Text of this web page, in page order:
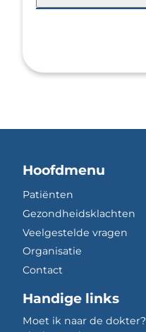
Hoofdmenu
Patiënten
Gezondheidsklachten
Veelgestelde vragen
Organisatie
Contact
Handige links
Moet ik naar de dokter?